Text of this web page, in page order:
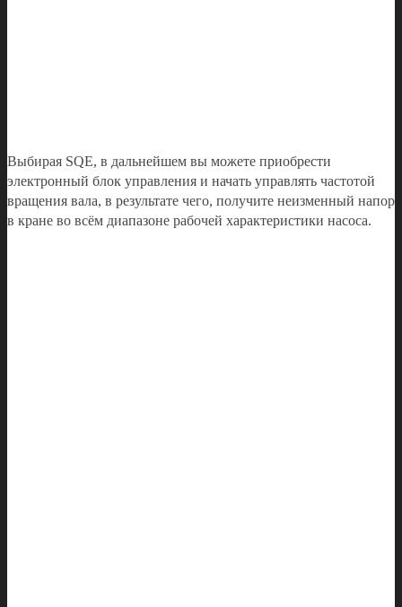
Выбирая SQE, в дальнейшем вы можете приобрести
электронный блок управления и начать управлять частотой
вращения вала, в результате чего, получите неизменный напор
в кране во всём диапазоне рабочей характеристики насоса.